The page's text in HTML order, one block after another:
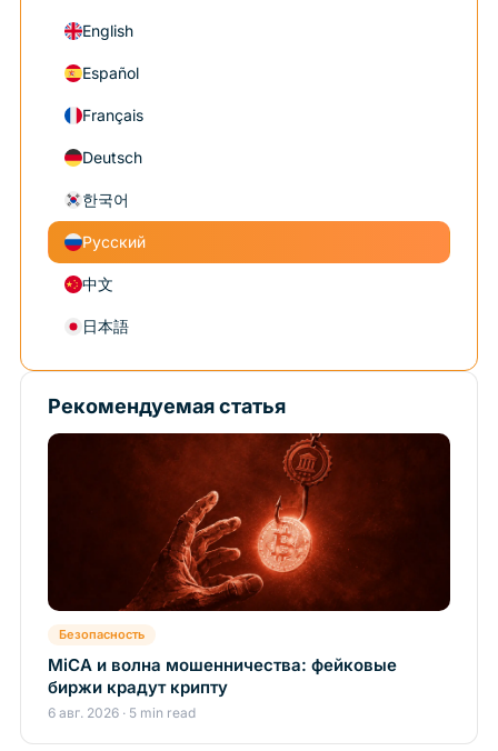
English
Español
Français
Deutsch
한국어
Русский
中文
日本語
Рекомендуемая статья
Безопасность
MiCA и волна мошенничества: фейковые
биржи крадут крипту
6 авг. 2026 · 5 min read